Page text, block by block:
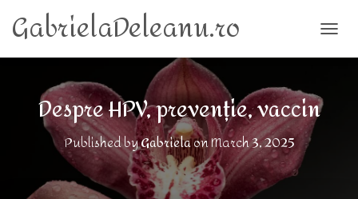
GabrielaDeleanu.ro
Despre HPV, prevenție, vaccin
Published byGabrielaonMarch 3, 2025